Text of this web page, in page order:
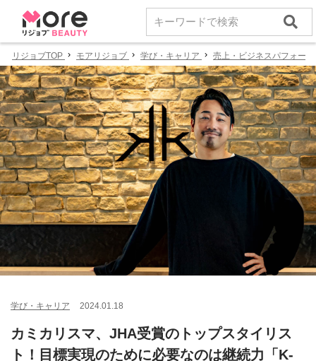
リジョブTOP モアリジョブ 学び・キャリア 売上・ビジネスパフォー
学び・キャリア 2024.01.18
カミカリスマ、JHA受賞のトップスタイリス
ト！目標実現のために必要なのは継続力「K-